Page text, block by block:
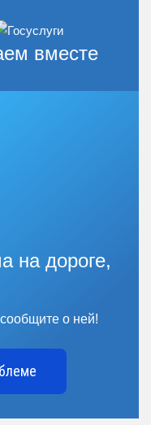
вместе
на дороге,
о ней!